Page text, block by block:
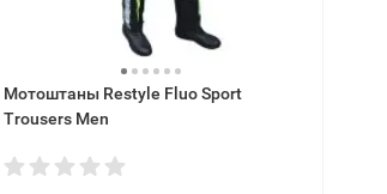
Мотоштаны Restyle Fluo Sport
Trousers Men